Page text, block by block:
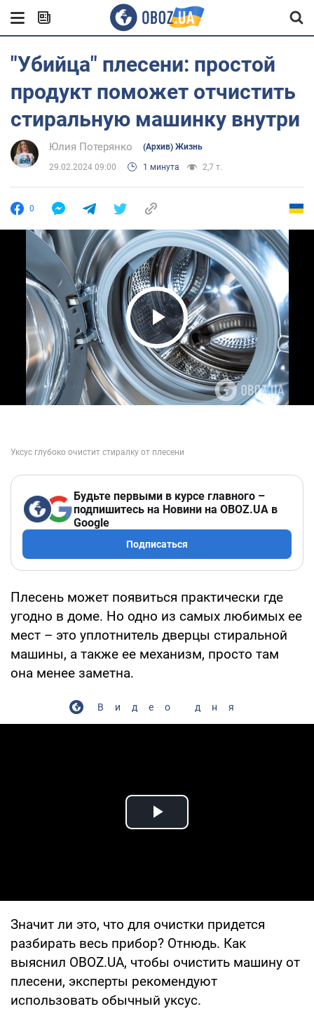
"Убийца" плесени: простой
продукт поможет отчистить
стиральную машинку внутри
Юлия Потерянко (Архив) Жизнь
29.02.2024 09:00 1 минута 2,7 т.
0
Play Video
Будьте первыми в курсе главного –
подпишитесь на Новини на OBOZ.UA в
Google
Подписаться
Плесень может появиться практически где
угодно в доме. Но одно из самых любимых ее
мест – это уплотнитель дверцы стиральной
машины, а также ее механизм, просто там
она менее заметна.
Видео дня
Play Video
Значит ли это, что для очистки придется
разбирать весь прибор? Отнюдь. Как
выяснил OBOZ.UA, чтобы очистить машину от
плесени, эксперты рекомендуют
использовать обычный уксус.